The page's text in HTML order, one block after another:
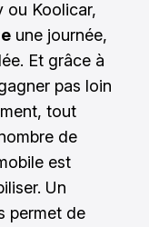
ou Koolicar,
une journée,
Et grâce à
pas loin
tout
de
est
Un
permet de